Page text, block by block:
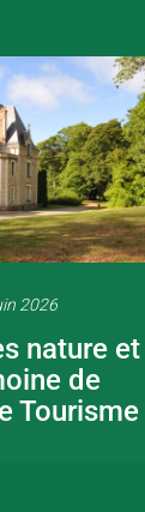
2026
nature et
de
Tourisme